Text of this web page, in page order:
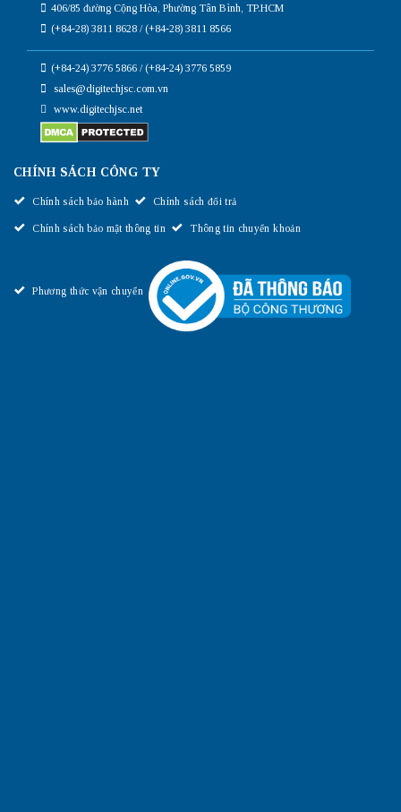
406/85 đường Cộng Hòa, Phường Tân Bình, TP.HCM
(+84-28) 3811 8628 / (+84-28) 3811 8566
(+84-24) 3776 5866 / (+84-24) 3776 5859
sales@digitechjsc.com.vn
www.digitechjsc.net
CHÍNH SÁCH CÔNG TY
Chính sách bảo hành Chính sách đổi trả
Chính sách bảo mật thông tin Thông tin chuyển khoản
Phương thức vận chuyển